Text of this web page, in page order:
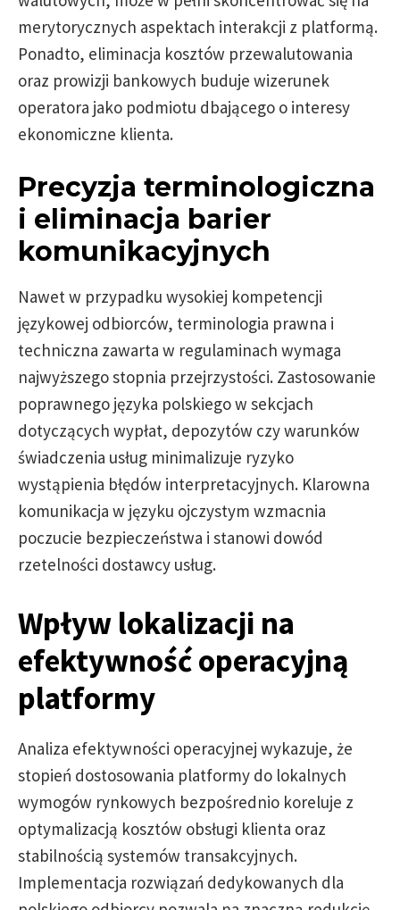
merytorycznych aspektach interakcji z platformą.
Ponadto, eliminacja kosztów przewalutowania
oraz prowizji bankowych buduje wizerunek
operatora jako podmiotu dbającego o interesy
ekonomiczne klienta.
Precyzja terminologiczna
i eliminacja barier
komunikacyjnych
Nawet w przypadku wysokiej kompetencji
językowej odbiorców, terminologia prawna i
techniczna zawarta w regulaminach wymaga
najwyższego stopnia przejrzystości. Zastosowanie
poprawnego języka polskiego w sekcjach
dotyczących wypłat, depozytów czy warunków
świadczenia usług minimalizuje ryzyko
wystąpienia błędów interpretacyjnych. Klarowna
komunikacja w języku ojczystym wzmacnia
poczucie bezpieczeństwa i stanowi dowód
rzetelności dostawcy usług.
Wpływ lokalizacji na
efektywność operacyjną
platformy
Analiza efektywności operacyjnej wykazuje, że
stopień dostosowania platformy do lokalnych
wymogów rynkowych bezpośrednio koreluje z
optymalizacją kosztów obsługi klienta oraz
stabilnością systemów transakcyjnych.
Implementacja rozwiązań dedykowanych dla